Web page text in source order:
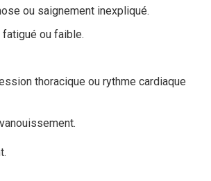
ou saignement inexpliqué.
ou faible.
thoracique ou rythme cardiaque